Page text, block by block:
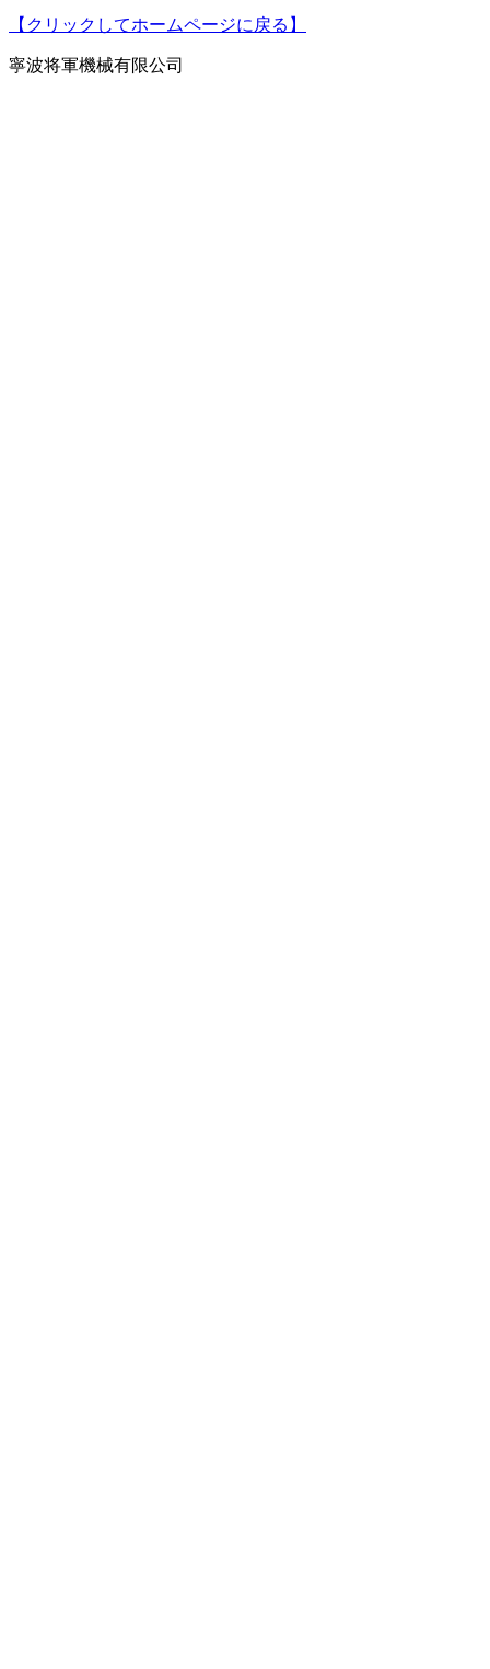
【クリックしてホームページに戻る】
寧波将軍機械有限公司